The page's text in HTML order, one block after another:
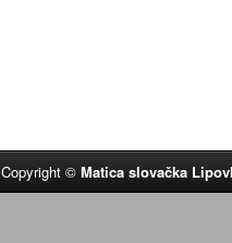
Copyright ©Matica slovačka